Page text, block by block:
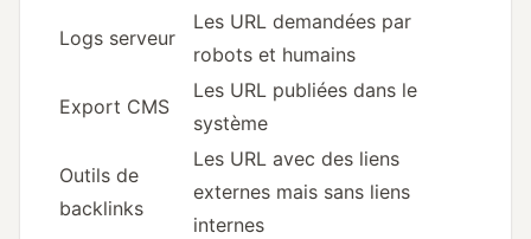
Logs serveur
Les URL demandées par
robots et humains
Export CMS
Les URL publiées dans le
système
Outils de
backlinks
Les URL avec des liens
externes mais sans liens
internes